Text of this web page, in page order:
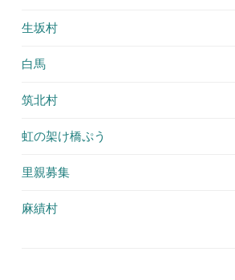
生坂村
白馬
筑北村
虹の架け橋ぷう
里親募集
麻績村